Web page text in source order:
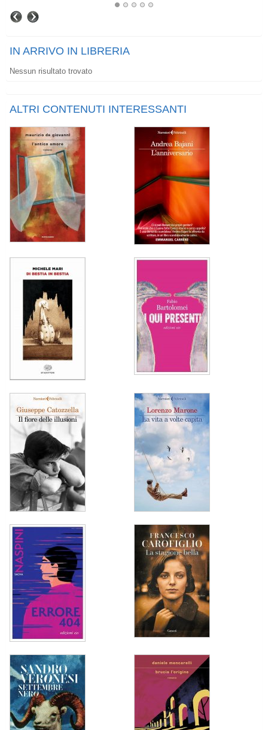
IN ARRIVO IN LIBRERIA
Nessun risultato trovato
ALTRI CONTENUTI INTERESSANTI